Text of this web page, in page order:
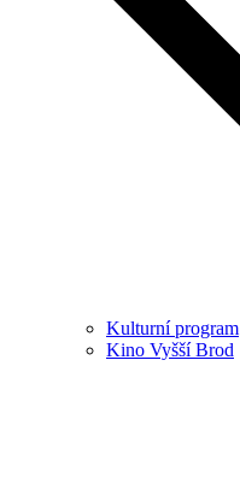
Kulturní program
Kino Vyšší Brod